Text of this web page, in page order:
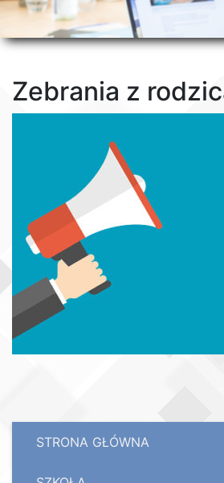
STRONA GŁÓWNA
Zebrania z